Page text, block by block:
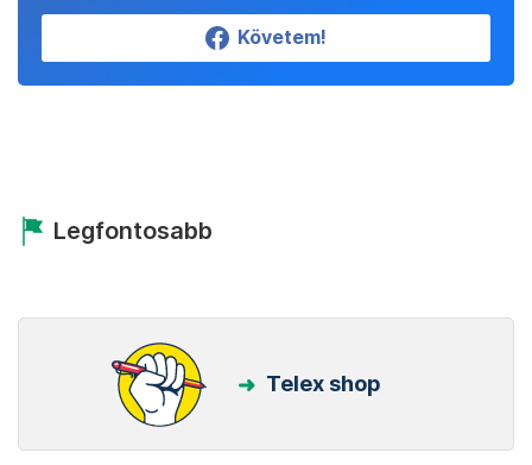
Követem!
Legfontosabb
Telex shop